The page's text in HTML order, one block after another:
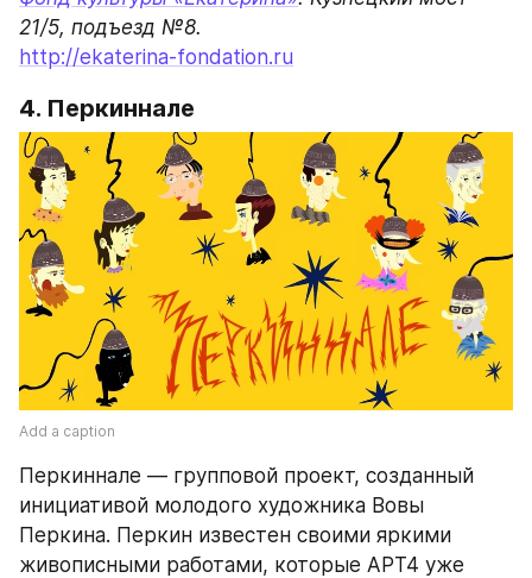
http://ekaterina-fondation.ru
4. Перкиннале
Add a caption
Перкиннале — групповой проект, созданный
инициативой молодого художника Вовы
Перкина. Перкин известен своими яркими
живописными работами, которые АРТ4 уже